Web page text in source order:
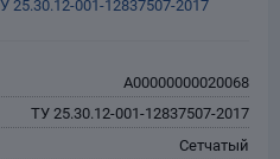
25.30.12-001-12837507-2017
A00000000020068
ТУ 25.30.12-001-12837507-2017
Сетчатый